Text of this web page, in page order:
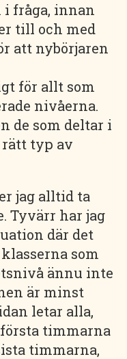
i fråga, innan
till och med
att nybörjaren
för allt som
nivåerna.
de som deltar i
rätt typ av
jag alltid ta
Tyvärr har jag
där det
som
ännu inte
är minst
letar alla,
första timmarna
timmarna,